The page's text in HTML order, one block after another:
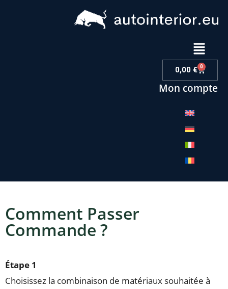
0,00 € 0
Mon compte
Comment Passer
Commande ?
Étape 1
Choisissez la combinaison de matériaux souhaitée à